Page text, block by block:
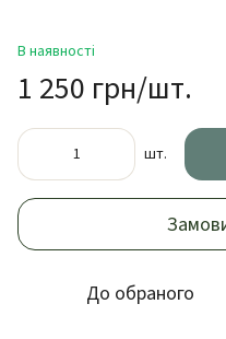
В наявності
1 250 грн/шт.
шт.
До обраного